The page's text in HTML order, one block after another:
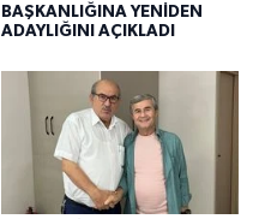
BAŞKANLIĞINA YENİDEN
ADAYLIĞINI AÇIKLADI